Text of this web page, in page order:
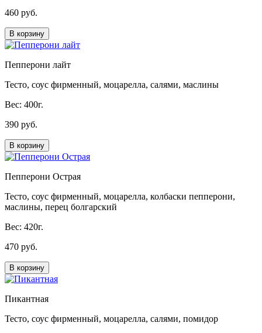
460 руб.
В корзину
Пепперони лайт
Тесто, соус фирменный, моцарелла, салями, маслины
Вес: 400г.
390 руб.
В корзину
Пепперони Острая
Тесто, соус фирменный, моцарелла, колбаски пепперони,
маслины, перец болгарский
Вес: 420г.
470 руб.
В корзину
Пикантная
Тесто, соус фирменный, моцарелла, салями, помидор